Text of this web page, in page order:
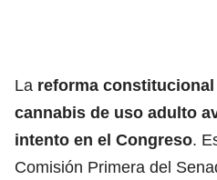
La reforma
cannabis de uso adulto
intento en el Congreso.
Comisión Primera del